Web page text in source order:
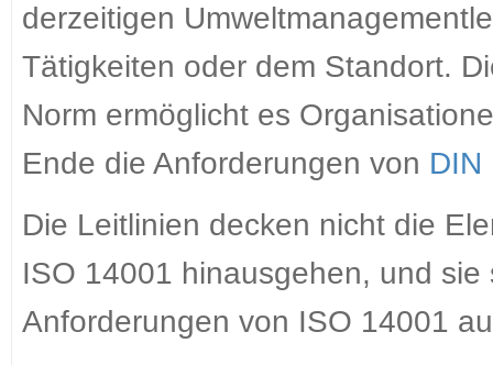
derzeitigen
Tätigkeiten oder dem Standort.
Norm ermöglicht es
Ende die Anforderungen von DIN
Die Leitlinien decken nicht die
ISO 14001 hinausgehen, und
Anforderungen von ISO 14001